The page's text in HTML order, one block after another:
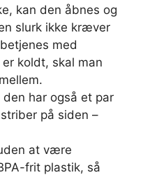
kan den åbnes og
slurk ikke kræver
med
koldt, skal man
har også et par
på siden –
at være
frit plastik, så